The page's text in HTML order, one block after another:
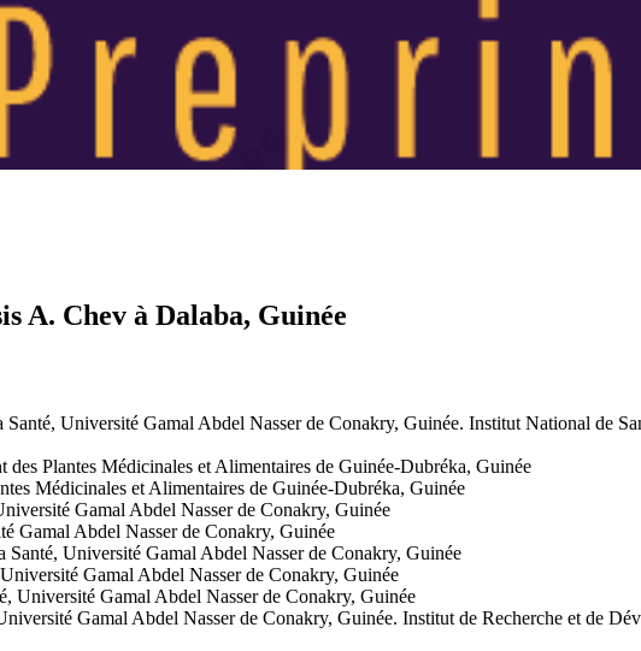
A. Chev à Dalaba, Guinée
Santé, Université Gamal Abdel Nasser de Conakry, Guinée. Institut National de
des Plantes Médicinales et Alimentaires de Guinée-Dubréka, Guinée
Médicinales et Alimentaires de Guinée-Dubréka, Guinée
Gamal Abdel Nasser de Conakry, Guinée
Gamal Abdel Nasser de Conakry, Guinée
Santé, Université Gamal Abdel Nasser de Conakry, Guinée
Gamal Abdel Nasser de Conakry, Guinée
Université Gamal Abdel Nasser de Conakry, Guinée
Gamal Abdel Nasser de Conakry, Guinée. Institut de Recherche et de